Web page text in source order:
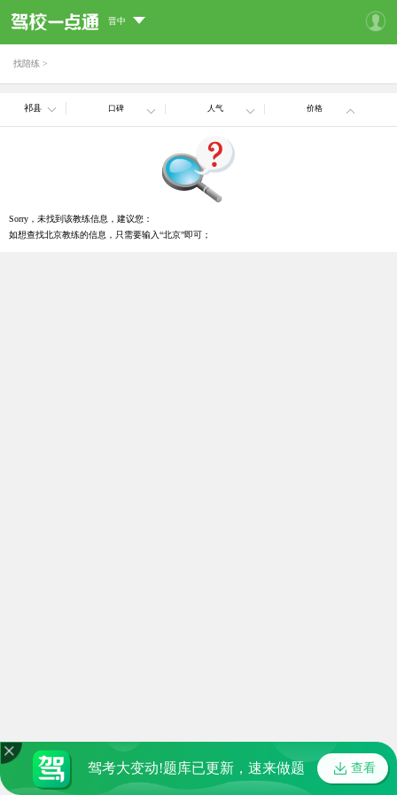
晋中
找陪练 >
祁县 口碑 人气 价格
Sorry，未找到该教练信息，建议您：
如想查找北京教练的信息，只需要输入“北京”即可；
驾考大变动!题库已更新，速来做题 查看